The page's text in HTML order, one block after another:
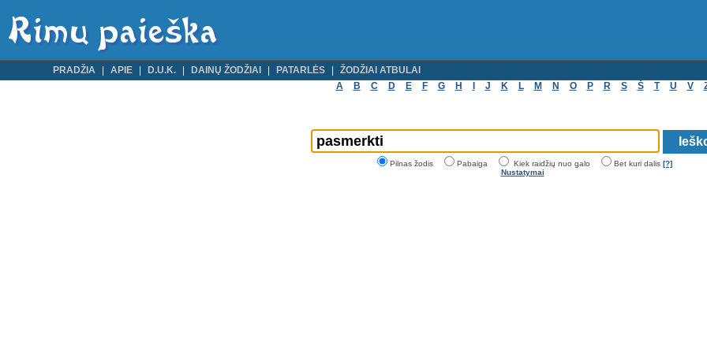
PRADŽIA APIE D.U.K. DAINŲ ŽODŽIAI PATARLĖS
ŽODŽIAI ATBULAI
A
B C D E F G H J K L M N O P R S Š T U V
Pilnas žodis Pabaiga Kiek raidžių nuo galo Bet kuri dalis [?]
Nustatymai